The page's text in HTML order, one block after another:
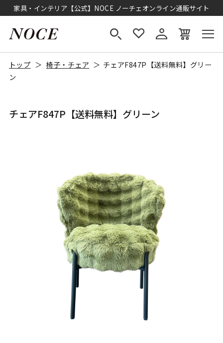
家具・インテリア【公式】NOCE ノーチェオンライン通販サイト
トップ 椅子・チェア
チェアF847P【送料無料】グリー
ン
チェアF847P【送料無料】グリーン